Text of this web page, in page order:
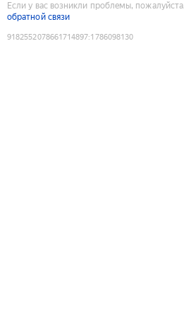
Если у вас возникли проблемы,
обратной связи
9182552078661714897:1786098130